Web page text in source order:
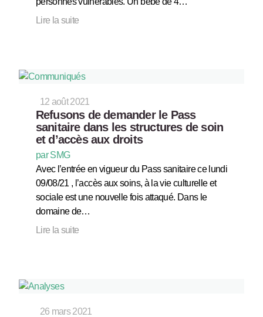
Lire la suite
12 août 2021
Refusons de demander le Pass
sanitaire dans les structures de soin
et d’accès aux droits
par SMG
Avec l’entrée en vigueur du Pass sanitaire ce lundi
09/08/21 , l’accès aux soins, à la vie culturelle et
sociale est une nouvelle fois attaqué. Dans le
domaine de…
Lire la suite
26 mars 2021